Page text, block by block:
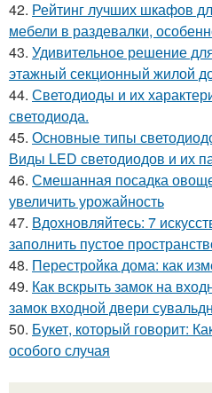
42. Рейтинг лучших шкафов
мебели в раздевалки,
43. Удивительное решение
этажный секционный жилой
44. Светодиоды и их
светодиода.
45. Основные типы
Виды LED светодиодов и их
46. Смешанная посадка
увеличить урожайность
47. Вдохновляйтесь: 7
заполнить пустое
48. Перестройка дома: как
49. Как вскрыть замок на
замок входной двери
50. Букет, который говорит:
особого случая